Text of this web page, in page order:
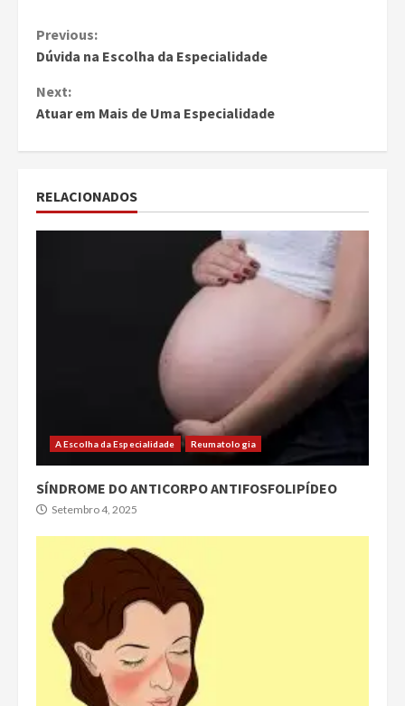
Continue
Previous:
Dúvida na Escolha da Especialidade
Next:
Atuar em Mais de Uma Especialidade
RELACIONADOS
A Escolha da Especialidade Reumatologia
SÍNDROME DO ANTICORPO ANTIFOSFOLIPÍDEO
Setembro 4, 2025